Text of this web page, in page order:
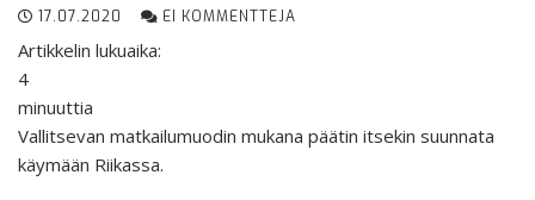
17.07.2020 EI KOMMENTTEJA
Artikkelin lukuaika:
4
minuuttia
Vallitsevan matkailumuodin mukana päätin itsekin suunnata
käymään Riikassa.